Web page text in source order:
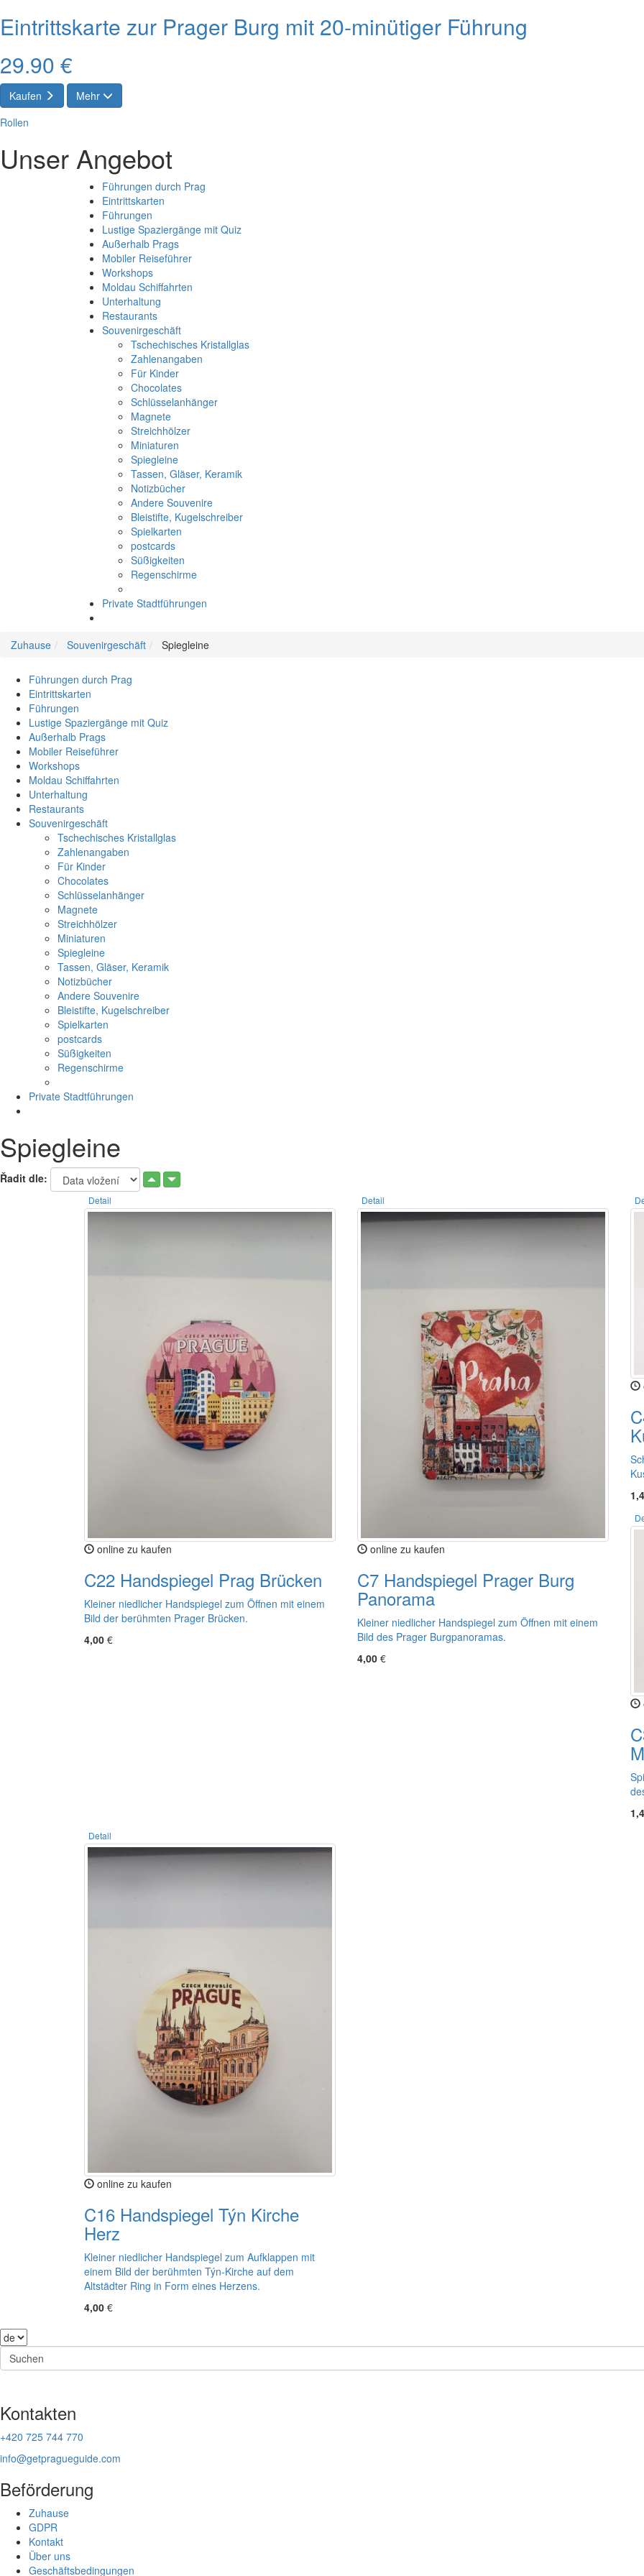
Eintrittskarte zur Prager Burg mit 20-minütiger Führung
29.90 €
Kaufen
Mehr
Rollen
Unser Angebot
Führungen durch Prag
Eintrittskarten
Führungen
Lustige Spaziergänge mit Quiz
Außerhalb Prags
Mobiler Reiseführer
Workshops
Moldau Schiffahrten
Unterhaltung
Restaurants
Souvenirgeschäft
Tschechisches Kristallglas
Zahlenangaben
Für Kinder
Chocolates
Schlüsselanhänger
Magnete
Streichhölzer
Miniaturen
Spiegleine
Tassen, Gläser, Keramik
Notizbücher
Andere Souvenire
Bleistifte, Kugelschreiber
Spielkarten
postcards
Süßigkeiten
Regenschirme
Private Stadtführungen
Zuhause Souvenirgeschäft Spiegleine
Führungen durch Prag
Eintrittskarten
Führungen
Lustige Spaziergänge mit Quiz
Außerhalb Prags
Mobiler Reiseführer
Workshops
Moldau Schiffahrten
Unterhaltung
Restaurants
Souvenirgeschäft
Tschechisches Kristallglas
Zahlenangaben
Für Kinder
Chocolates
Schlüsselanhänger
Magnete
Streichhölzer
Miniaturen
Spiegleine
Tassen, Gläser, Keramik
Notizbücher
Andere Souvenire
Bleistifte, Kugelschreiber
Spielkarten
postcards
Süßigkeiten
Regenschirme
Private Stadtführungen
Spiegleine
Řadit dle:
Detail
online zu kaufen
C22 Handspiegel Prag Brücken
Kleiner niedlicher Handspiegel zum Öffnen mit einem
Bild der berühmten Prager Brücken.
4,00 €
Detail
online zu kaufen
C7 Handspiegel Prager Burg
Panorama
Kleiner niedlicher Handspiegel zum Öffnen mit einem
Bild des Prager Burgpanoramas.
4,00 €
Detail
online zu kaufen
C16 Handspiegel Týn Kirche
Herz
Kleiner niedlicher Handspiegel zum Aufklappen mit
einem Bild der berühmten Týn-Kirche auf dem
Altstädter Ring in Form eines Herzens.
4,00 €
Kontakten
+420 725 744 770
info@getpragueguide.com
Beförderung
Zuhause
GDPR
Kontakt
Über uns
Geschäftsbedingungen